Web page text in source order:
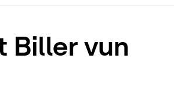
Biller vun